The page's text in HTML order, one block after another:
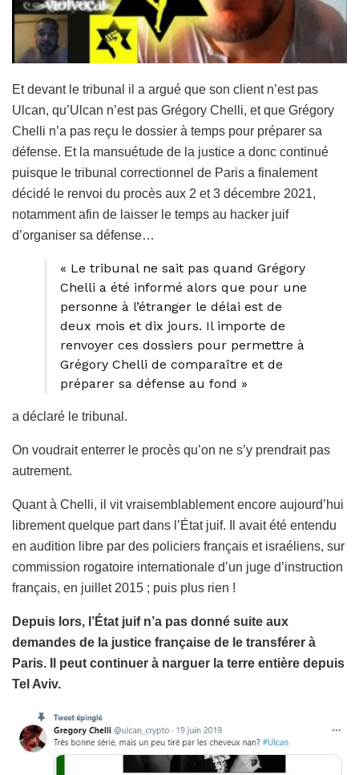
Et devant le tribunal il a argué que son client n’est pas
Ulcan, qu’Ulcan n’est pas Grégory Chelli, et que Grégory
Chelli n’a pas reçu le dossier à temps pour préparer sa
défense. Et la mansuétude de la justice a donc continué
puisque le tribunal correctionnel de Paris a finalement
décidé le renvoi du procès aux 2 et 3 décembre 2021,
notamment afin de laisser le temps au hacker juif
d’organiser sa défense…
« Le tribunal ne sait pas quand Grégory
Chelli a été informé alors que pour une
personne à l’étranger le délai est de
deux mois et dix jours. Il importe de
renvoyer ces dossiers pour permettre à
Grégory Chelli de comparaître et de
préparer sa défense au fond »
a déclaré le tribunal.
On voudrait enterrer le procès qu’on ne s’y prendrait pas
autrement.
Quant à Chelli, il vit vraisemblablement encore aujourd’hui
librement quelque part dans l’État juif. Il avait été entendu
en audition libre par des policiers français et israéliens, sur
commission rogatoire internationale d’un juge d’instruction
français, en juillet 2015 ; puis plus rien !
Depuis lors, l’État juif n’a pas donné suite aux
demandes de la justice française de le transférer à
Paris. Il peut continuer à narguer la terre entière depuis
Tel Aviv.